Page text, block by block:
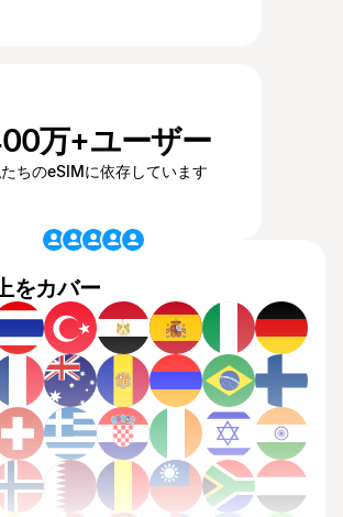
万+ユーザー
ちのeSIMに依存しています
をカバー